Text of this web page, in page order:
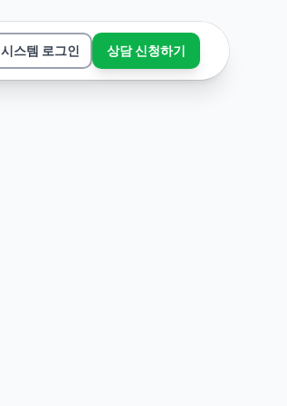
시스템 로그인 상담 신청하기